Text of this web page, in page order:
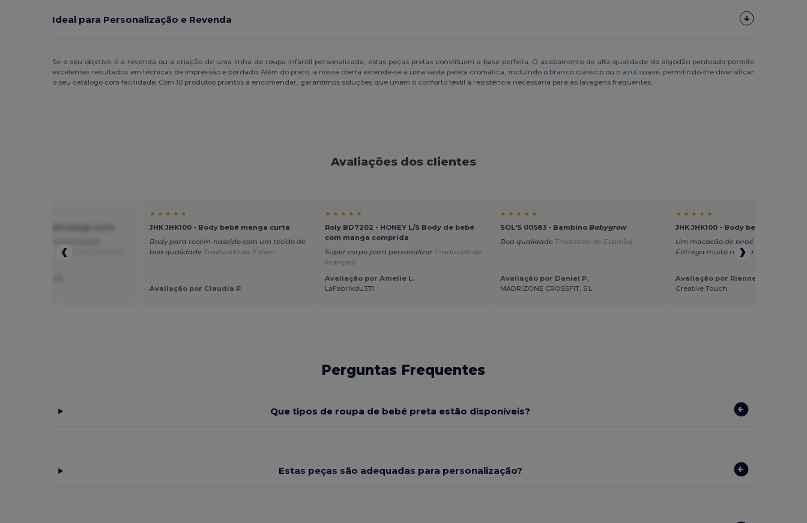
Ideal para Personalização e Revenda
Se o seu objetivo é a revenda ou a criação de uma linha de roupa infantil personalizada, estas peças pretas constituem a base perfeita. O acabamento de alta qualidade do algodão penteado permite
excelentes resultados em técnicas de impressão e bordado. Além do preto, a nossa oferta estende-se a uma vasta paleta cromática, incluindo o brancoclássico ou o azul suave, permitindo-lhe diversificar
o seu catálogo com facilidade. Com 10 produtos prontos a encomendar, garantimos soluções que unem o conforto têxtil à resistência necessária para as lavagens frequentes.
Avaliações dos clientes
Traduzido de Dutch
★ ★ ★ ★ ★
JHK JHK100 - Body bebê manga curta
Body para recém-nascido com um tecido de
boa qualidade Traduzido de Italian
Avaliação por Claudia P.
★ ★ ★ ★ ★
Roly BD7202 - HONEY L/S Body de bebé
com manga comprida
Super corpo para personalizar Traduzido de
Français
Avaliação por Amelie L.
LaFabrikdu371
★ ★ ★ ★ ★
SOL'S 00583 - BambinoBabygrow
Boa qualidade Traduzido de Español
Avaliação por Daniel P.
MADRIZONE CROSSFIT, S.L.
★ ★ ★ ★ ★
JHK JHK100 - Body bebê manga
Um macacão de bebé muito bonito.
Entrega muito rápida.
Avaliação por Rianne H.
Creative Touch
Perguntas Frequentes
Que tipos de roupa de bebé preta estão disponíveis?
Estas peças são adequadas para personalização?